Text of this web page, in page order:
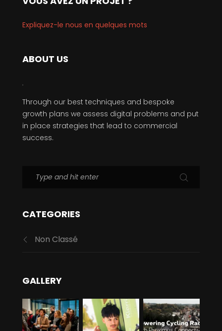
Expliquez-le nous en quelques mots
ABOUT US
Through our best techniques and bespoke
growth plans we assess digital problems and put
in place strategies that lead to commercial
success.
CATEGORIES
Non Classé
GALLERY